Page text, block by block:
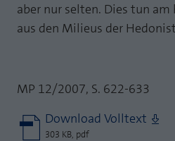
aber nur selten. Dies tun
aus den Milieus der
MP 12/2007, S. 622-633
Download Volltext
303 KB, pdf